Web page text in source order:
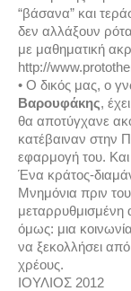
“βάσανα” και
δεν αλλάξουν ρότα
με μαθηματική
http://
• Ο δικός μας, ο
Βαρουφάκης,
θα αποτύγχανε
κατέβαιναν στην
εφαρμογή του. Και
Ένα κράτος-
Μνημόνια πριν
μεταρρυθμισμένη
όμως: μια
να ξεκολλήσει
χρέους.
ΙΟΥΛΙΟΣ 2012